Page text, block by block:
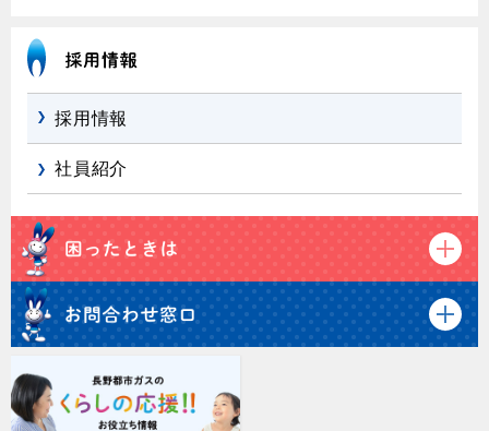
採用情報
社員紹介